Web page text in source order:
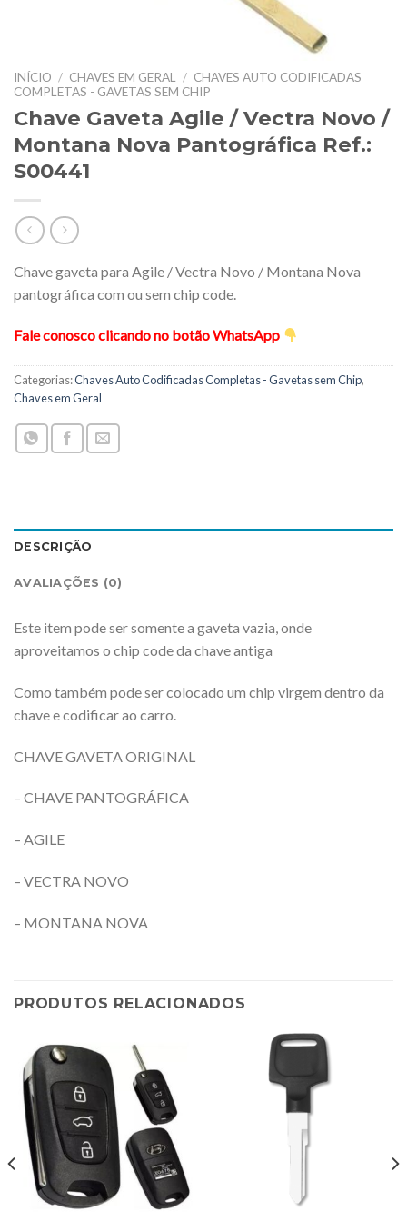
INÍCIO / CHAVES EM GERAL / CHAVES AUTO CODIFICADAS
COMPLETAS - GAVETAS SEM CHIP
Chave Gaveta Agile / Vectra Novo /
Montana Nova Pantográfica Ref.:
S00441
Chave gaveta para Agile / Vectra Novo / Montana Nova
pantográfica com ou sem chip code.
Fale conosco clicando no botão WhatsApp
Categorias:Chaves Auto Codificadas Completas - Gavetas sem Chip,
Chaves em Geral
DESCRIÇÃO
AVALIAÇÕES (0)
Este item pode ser somente a gaveta vazia, onde
aproveitamos o chip code da chave antiga
Como também pode ser colocado um chip virgem dentro da
chave e codificar ao carro.
CHAVE GAVETA ORIGINAL
– CHAVE PANTOGRÁFICA
– AGILE
– VECTRA NOVO
– MONTANA NOVA
PRODUTOS RELACIONADOS